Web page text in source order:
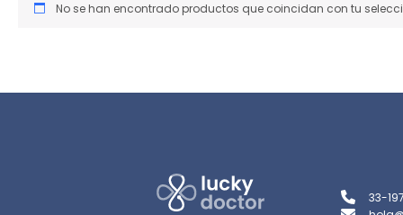
No se han encontrado productos que coincidan con tu
33-